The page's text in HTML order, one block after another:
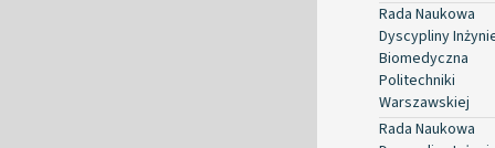
Rada Naukowa
Dyscypliny
Biomedyczna
Politechniki
Warszawskiej
Rada Naukowa